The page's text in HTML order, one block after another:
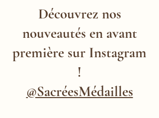
Découvrez nos
nouveautés en avant
première sur Instagram
!
@SacréesMédailles